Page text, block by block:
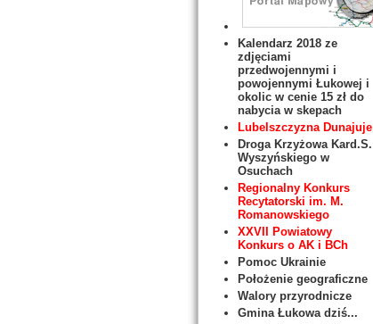
Kalendarz 2018 ze
zdjęciami
przedwojennymi i
powojennymi Łukowej i
okolic w cenie 15 zł do
nabycia w skepach
Lubelszczyzna Dunajuje
Droga Krzyżowa Kard.S.
Wyszyńskiego w
Osuchach
Regionalny Konkurs
Recytatorski im. M.
Romanowskiego
XXVII Powiatowy
Konkurs o AK i BCh
Pomoc Ukrainie
Położenie geograficzne
Walory przyrodnicze
Gmina Łukowa dziś...